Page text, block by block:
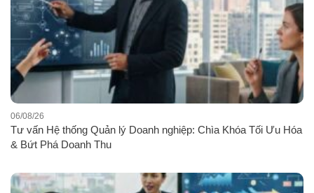
Tư vấn Hệ thống Quản lý Doanh nghiệp: Chìa Khóa Tối Ưu Hóa
& Bứt Phá Doanh Thu
06/08/26